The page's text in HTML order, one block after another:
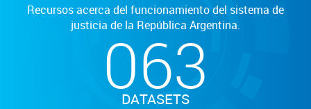
Recursos acerca del funcionamiento del sistema de
justicia de la República Argentina.
063
DATASETS